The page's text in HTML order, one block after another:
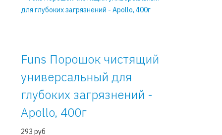
Funs Порошок чистящий
универсальный для
глубоких загрязнений -
Apollo, 400г
293 руб